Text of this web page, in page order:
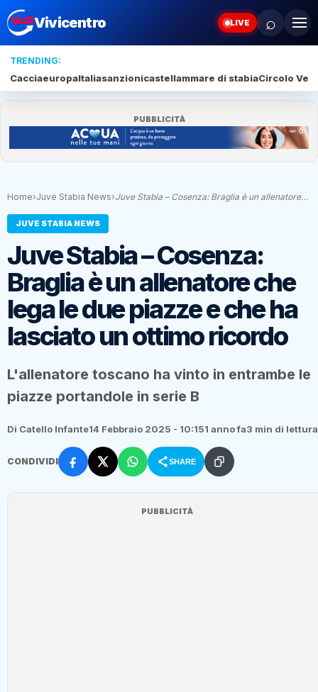
Vivicentro LIVE ⌕
TRENDING:
CacciaeuropaItaliasanzionicastellammare di stabiaCircolo
PUBBLICITÀ
Home›Juve Stabia News›Juve Stabia – Cosenza: Braglia è un allenatore…
JUVE STABIA NEWS
Juve Stabia – Cosenza:
Braglia è un allenatore che
lega le due piazze e che ha
lasciato un ottimo ricordo
L'allenatore toscano ha vinto in entrambe le
piazze portandole in serie B
Di Catello Infante14 Febbraio 2025 - 10:151 anno fa3 min di lettura
CONDIVIDI SHARE
PUBBLICITÀ